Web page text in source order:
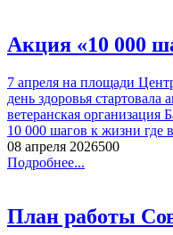
Акция «10 000
7 апреля на площади
день здоровья
ветеранская организация
10 000 шагов к жизни где
08 апреля 2026500
Подробнее...
План работы